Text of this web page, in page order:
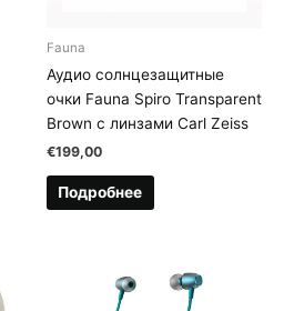
Fauna
Аудио солнцезащитные
очки Fauna Spiro Transparent
Brown с линзами Carl Zeiss
€199,00
Подробнее